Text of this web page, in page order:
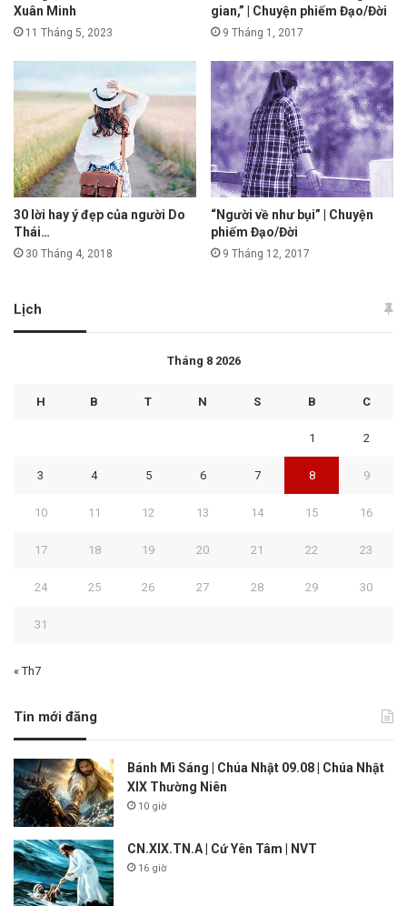
Xuân Minh
11 Tháng 5, 2023
gian,” | Chuyện phiếm Đạo/Đời
9 Tháng 1, 2017
30 lời hay ý đẹp của người Do
Thái…
30 Tháng 4, 2018
“Người về như bụi” | Chuyện
phiếm Đạo/Đời
9 Tháng 12, 2017
Lịch
Tháng 8 2026
H B T N S B C
1 2
3 4 5 6 7 8 9
10 11 12 13 14 15 16
17 18 19 20 21 22 23
24 25 26 27 28 29 30
31
« Th7
Tin mới đăng
Bánh Mì Sáng | Chúa Nhật 09.08 | Chúa Nhật
XIX Thường Niên
10 giờ
CN.XIX.TN.A | Cứ Yên Tâm | NVT
16 giờ